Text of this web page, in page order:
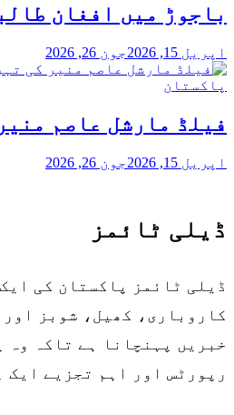
باجوڑ میں افغان طالبان کی گولہ باری، 2 بچوں
اپریل 15, 2026 جون 26, 2026
پاکستان
فیلڈ مارشل عاصم
اپریل 15, 2026 جون 26, 2026
ڈیلی ٹائمز
ڈیلی ٹائمز پاکستان کی
کاروباری، کھیل، شوبز
خبریں پہنچانا ہے تاکہ
رپورٹس اور اہم تجزیے ایک